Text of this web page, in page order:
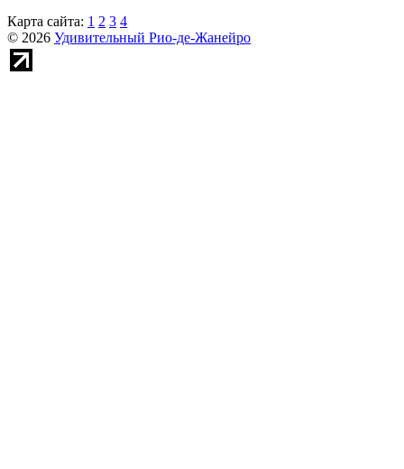
Карта сайта: 1 2 3 4
© 2026 Удивительный Рио-де-Жанейро